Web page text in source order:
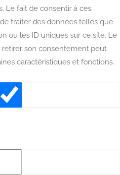
Le fait de consentir à ces
traiter des données telles que
ou les ID uniques sur ce site. Le
son consentement peut
caractéristiques et fonctions.